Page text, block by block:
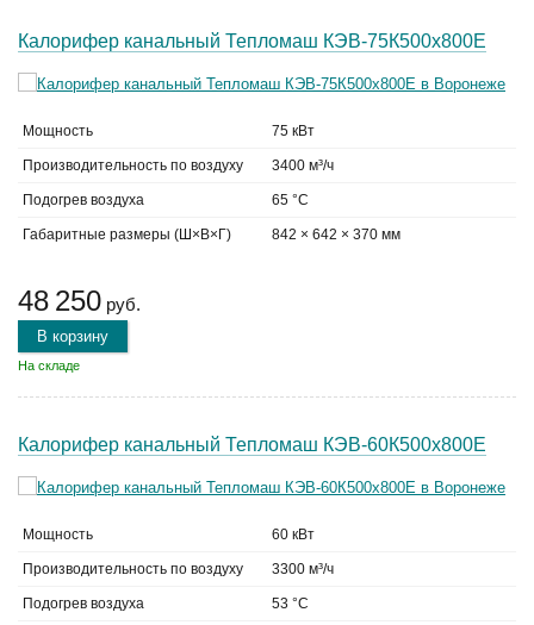
Калорифер канальный Тепломаш КЭВ-75К500х800Е
Мощность 75 кВт
Производительность по воздуху 3400 м³/ч
Подогрев воздуха 65 °C
Габаритные размеры (Ш×В×Г) 842 × 642 × 370 мм
48 250 руб.
В корзину
На складе
Калорифер канальный Тепломаш КЭВ-60К500х800Е
Мощность 60 кВт
Производительность по воздуху 3300 м³/ч
Подогрев воздуха 53 °C